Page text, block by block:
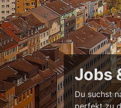
Jobs
Du suchst